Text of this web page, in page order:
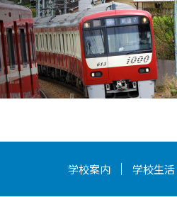
学校案内 学校生活